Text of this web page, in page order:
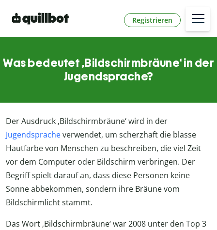
Registrieren
Was bedeutet ‚Bildschirmbräune‘ in der
Jugendsprache?
Der Ausdruck ‚Bildschirmbräune‘ wird in der
Jugendspracheverwendet, um scherzhaft die blasse
Hautfarbe von Menschen zu beschreiben, die viel Zeit
vor dem Computer oder Bildschirm verbringen. Der
Begriff spielt darauf an, dass diese Personen keine
Sonne abbekommen, sondern ihre Bräune vom
Bildschirmlicht stammt.
Das Wort ‚Bildschirmbräune‘ war 2008 unter den Top 3